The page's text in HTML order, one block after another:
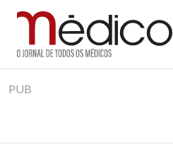
to
Jornal Médico
Médico – O Jornal de Todos os
realmente contam! Tudo o que se
PUB